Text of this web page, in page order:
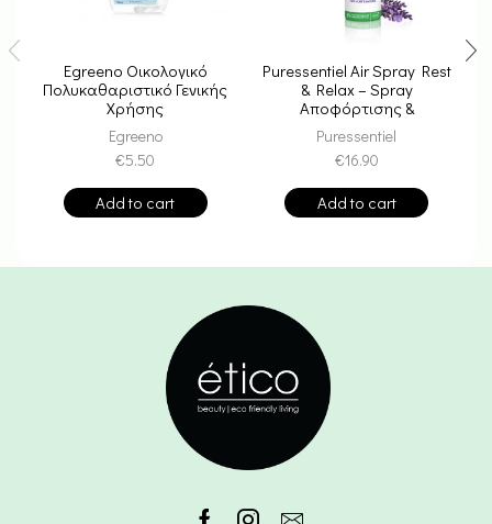
Egreeno Οικολογικό
Πολυκαθαριστικό Γενικής
Χρήσης
Egreeno
€5.50
Add to cart
Puressentiel Air Spray Rest
& Relax – Spray
Αποφόρτισης &
Χαλάρωσης
Puressentiel
€16.90
Add to cart